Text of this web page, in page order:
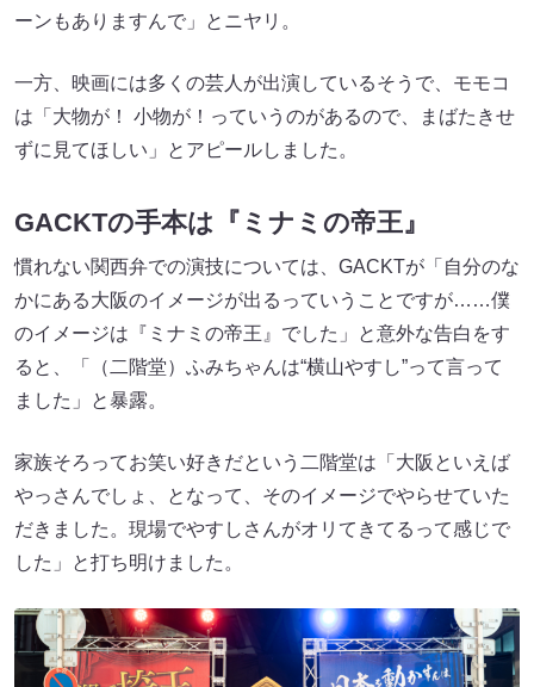
ーンもありますんで」とニヤリ。
一方、映画には多くの芸人が出演しているそうで、モモコ
は「大物が！ 小物が！っていうのがあるので、まばたきせ
ずに見てほしい」とアピールしました。
GACKTの手本は『ミナミの帝王』
慣れない関西弁での演技については、GACKTが「自分のな
かにある大阪のイメージが出るっていうことですが……僕
のイメージは『ミナミの帝王』でした」と意外な告白をす
ると、「（二階堂）ふみちゃんは“横山やすし”って言って
ました」と暴露。
家族そろってお笑い好きだという二階堂は「大阪といえば
やっさんでしょ、となって、そのイメージでやらせていた
だきました。現場でやすしさんがオリてきてるって感じで
した」と打ち明けました。